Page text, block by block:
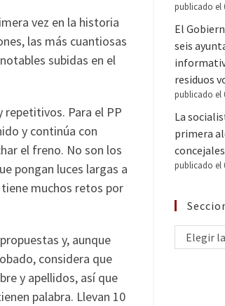
vez en la historia
las más cuantiosas
subidas en el
repetitivos. Para el PP
y continúa con
el freno. No son los
pongan luces largas a
muchos retos por
y, aunque
considera que
y apellidos, así que
palabra. Llevan 10
publicado el
El
seis
residuos
publicado el
La
primera
publicado el
Elegir